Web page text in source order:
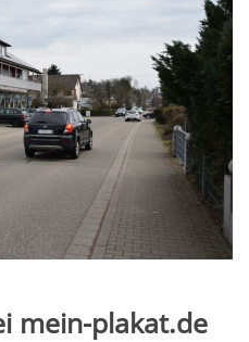
mein-plakat.de